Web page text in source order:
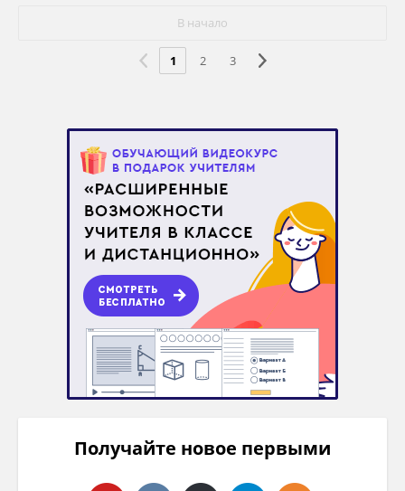
В начало
1 2 3
Получайте новое первыми